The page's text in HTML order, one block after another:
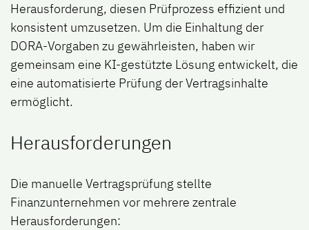
Herausforderung, diesen Prüfprozess effizient und
konsistent umzusetzen. Um die Einhaltung der
DORA-Vorgaben zu gewährleisten, haben wir
gemeinsam eine KI-gestützte Lösung entwickelt, die
eine automatisierte Prüfung der Vertragsinhalte
ermöglicht.
Herausforderungen
Die manuelle Vertragsprüfung stellte
Finanzunternehmen vor mehrere zentrale
Herausforderungen: